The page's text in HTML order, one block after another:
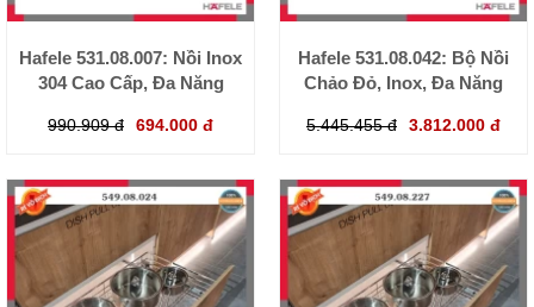
Hafele 531.08.007: Nồi Inox
304 Cao Cấp, Đa Năng
990.909 đ 694.000 đ
Hafele 531.08.042: Bộ Nồi
Chảo Đỏ, Inox, Đa Năng
5.445.455 đ 3.812.000 đ